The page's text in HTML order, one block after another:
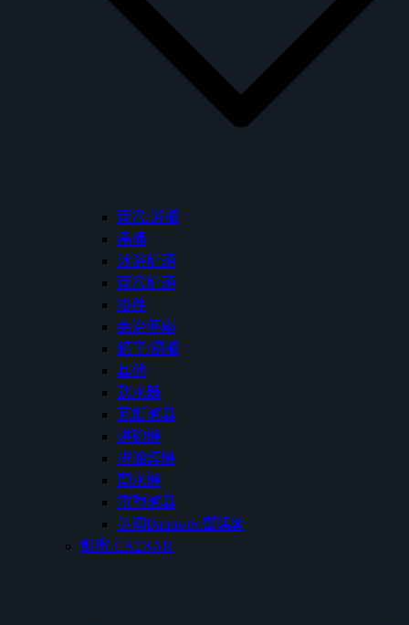
面盆/浴櫃
馬桶
沐浴龍頭
面盆龍頭
掛件
免治便座
鏡子/鏡櫃
其他
熱水器
瓦斯爐具
烘碗機
排油煙機
開水機
電陶爐具
英國Baumatic寶瑪客
凱撒 CAESAR